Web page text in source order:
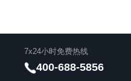
7x24小时免费热线
400-688-5856